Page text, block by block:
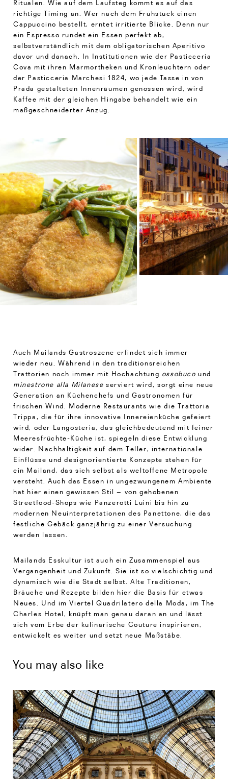
Ritualen. Wie auf dem Laufsteg kommt es auf das
richtige Timing an. Wer nach dem Frühstück einen
Cappuccino bestellt, erntet irritierte Blicke. Denn nur
ein Espresso rundet ein Essen perfekt ab,
selbstverständlich mit dem obligatorischen Aperitivo
davor und danach. In Institutionen wie der Pasticceria
Cova mit ihren Marmortheken und Kronleuchtern oder
der Pasticceria Marchesi 1824, wo jede Tasse in von
Prada gestalteten Innenräumen genossen wird, wird
Kaffee mit der gleichen Hingabe behandelt wie ein
maßgeschneiderter Anzug.
Auch Mailands Gastroszene erfindet sich immer
wieder neu. Während in den traditionsreichen
Trattorien noch immer mit Hochachtung ossobuco und
minestrone alla Milanese serviert wird, sorgt eine neue
Generation an Küchenchefs und Gastronomen für
frischen Wind. Moderne Restaurants wie die Trattoria
Trippa, die für ihre innovative Innereienküche gefeiert
wird, oder Langosteria, das gleichbedeutend mit feiner
Meeresfrüchte-Küche ist, spiegeln diese Entwicklung
wider. Nachhaltigkeit auf dem Teller, internationale
Einflüsse und designorientierte Konzepte stehen für
ein Mailand, das sich selbst als weltoffene Metropole
versteht. Auch das Essen in ungezwungenem Ambiente
hat hier einen gewissen Stil – von gehobenen
Streetfood-Shops wie Panzerotti Luini bis hin zu
modernen Neuinterpretationen des Panettone, die das
festliche Gebäck ganzjährig zu einer Versuchung
werden lassen.
Mailands Esskultur ist auch ein Zusammenspiel aus
Vergangenheit und Zukunft. Sie ist so vielschichtig und
dynamisch wie die Stadt selbst. Alte Traditionen,
Bräuche und Rezepte bilden hier die Basis für etwas
Neues. Und im Viertel Quadrilatero della Moda, im The
Charles Hotel, knüpft man genau daran an und lässt
sich vom Erbe der kulinarische Couture inspirieren,
entwickelt es weiter und setzt neue Maßstäbe.
You may also like